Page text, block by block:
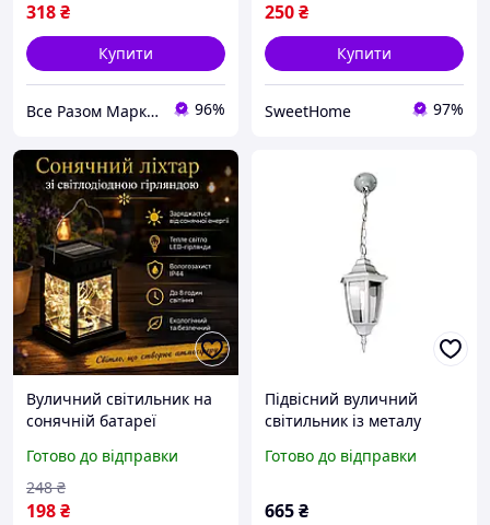
318₴
Купити
Все Разом Маркет 96%
250₴
Купити
SweetHome 97%
Вуличний світильник на
сонячній батареї
Садовий ліхтар підвісний
/ Ліхтар для саду
Готово до відправки
198₴
248 ₴
Підвісний вуличний
світильник із металу
Готово до відправки
665₴